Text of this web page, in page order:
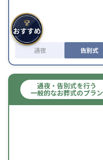
通夜 告別式
通夜・告別式を行う
一般的なお葬式のプラン